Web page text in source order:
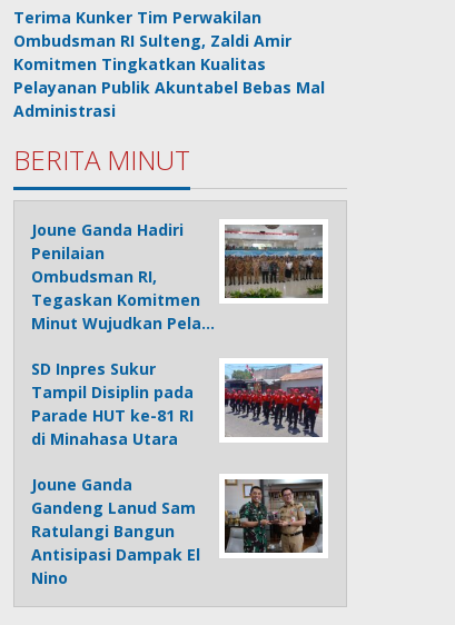
Terima Kunker Tim Perwakilan
Ombudsman RI Sulteng, Zaldi Amir
Komitmen Tingkatkan Kualitas
Pelayanan Publik Akuntabel Bebas Mal
Administrasi
BERITA MINUT
Joune Ganda Hadiri
Penilaian
Ombudsman RI,
Tegaskan Komitmen
Minut Wujudkan Pela…
SD Inpres Sukur
Tampil Disiplin pada
Parade HUT ke-81 RI
di Minahasa Utara
Joune Ganda
Gandeng Lanud Sam
Ratulangi Bangun
Antisipasi Dampak El
Nino